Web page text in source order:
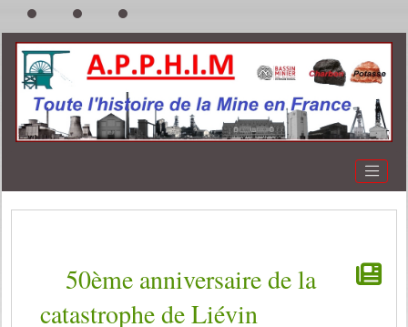
50ème anniversaire de la
catastrophe de Liévin